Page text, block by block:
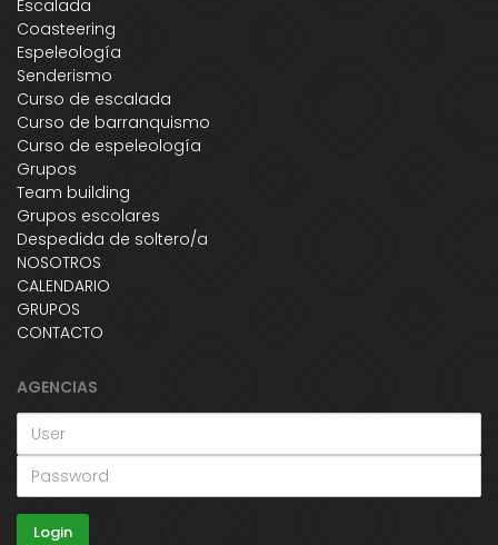
Escalada
Coasteering
Espeleología
Senderismo
Curso de escalada
Curso de barranquismo
Curso de espeleología
Grupos
Team building
Grupos escolares
Despedida de soltero/a
NOSOTROS
CALENDARIO
GRUPOS
CONTACTO
AGENCIAS